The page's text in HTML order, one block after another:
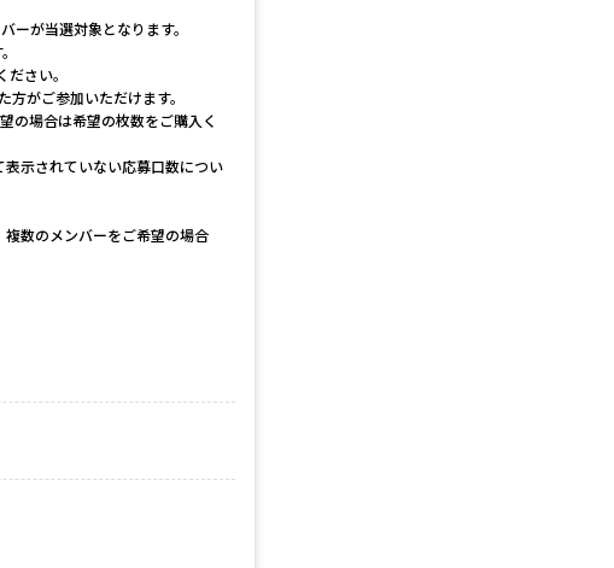
が当選対象となります。
さい。
がご参加いただけます。
の場合は希望の枚数をご購入く
示されていない応募口数につい
数のメンバーをご希望の場合